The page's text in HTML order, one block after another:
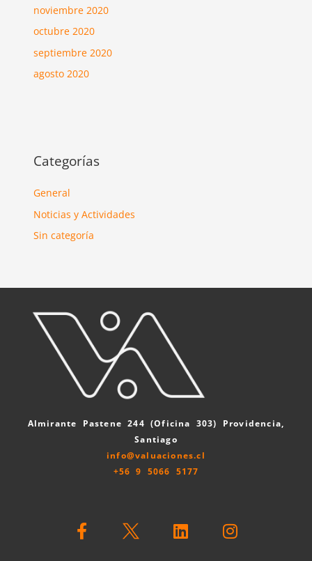
noviembre 2020
octubre 2020
septiembre 2020
agosto 2020
Categorías
General
Noticias y Actividades
Sin categoría
Almirante Pastene 244 (Oficina 303) Providencia,
Santiago
info@valuaciones.cl
+56 9 5066 5177
a i n